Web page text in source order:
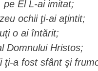
El L-ai imitat;
ochii ţi-ai aţintit;
o ai întărit;
Domnului Hristos;
ţi-a fost sfânt şi